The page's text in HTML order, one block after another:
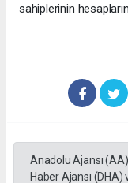
sahiplerinin
Anadolu Ajansı
Haber Ajansı